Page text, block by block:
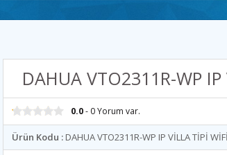
DAHUA VTO2311R-WP
0.0- 0 Yorum var.
Ürün Kodu : DAHUA VTO2311R-WP IP VİLLA TİPİ